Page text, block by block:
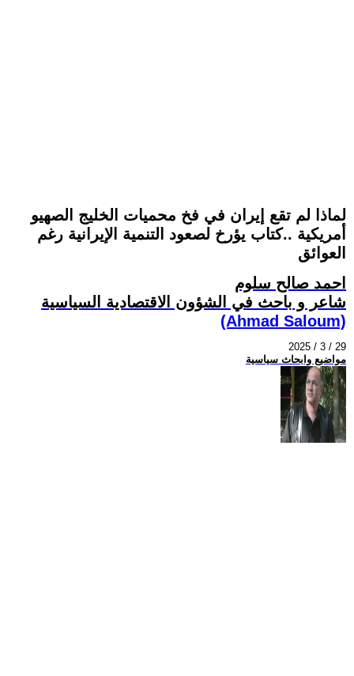
لماذا لم تقع إيران في فخ محميات الخليج الصهيو
أمريكية ..كتاب يؤرخ لصعود التنمية الإيرانية رغم
العوائق
احمد صالح سلوم
شاعر و باحث في الشؤون الاقتصادية السياسية
(Ahmad Saloum)
2025 / 3 / 29
مواضيع وابحاث سياسية